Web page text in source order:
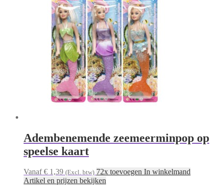
Adembenemende zeemeerminpop op
speelse kaart
Vanaf € 1,39 (Excl. btw) 72x toevoegen In winkelmand
Artikel en prijzen bekijken